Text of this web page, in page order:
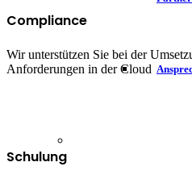
Compliance
Wir unterstützen Sie bei der
Anforderungen in der Cloud
Schulung